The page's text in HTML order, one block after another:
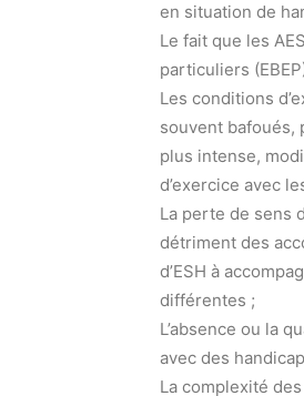
en situation de
Le fait que les
particuliers
Les conditions
souvent bafoués,
plus intense,
d’exercice avec
La perte de sens
détriment des
d’ESH à
différentes ;
L’absence ou la
avec des
La complexité